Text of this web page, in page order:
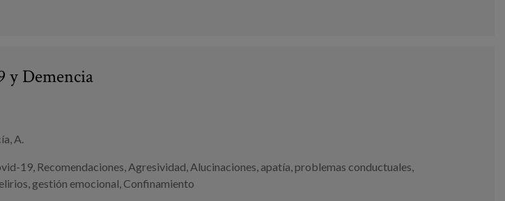
y Demencia
A.
19, Recomendaciones, Agresividad, Alucinaciones, apatía,problemas conductuales,
, gestión emocional, Confinamiento